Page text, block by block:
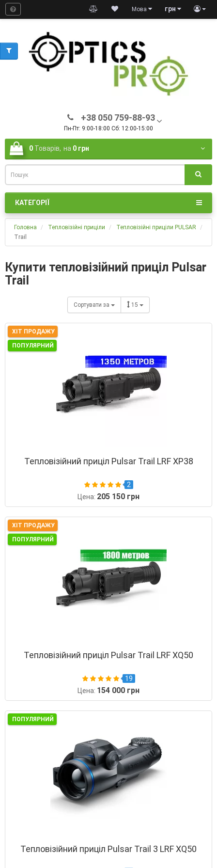
грн
Мова
+38 050 759-88-93
Пн-Пт: 9:00-18:00 Сб: 12:00-15:00
0 Товарів, на 0 грн
КАТЕГОРІЇ
Головна Тепловізійні приціли
Тепловізійні приціли PULSAR
Trail
Купити тепловізійний приціл Pulsar
Trail
Сортувати за 15
ХІТ ПРОДАЖУ
ПОПУЛЯРНИЙ
Тепловізійний приціл Pulsar Trail LRF XP38
2
Цена: 205 150 грн
ХІТ ПРОДАЖУ
ПОПУЛЯРНИЙ
Тепловізійний приціл Pulsar Trail LRF XQ50
19
Цена: 154 000 грн
ПОПУЛЯРНИЙ
Тепловізійний приціл Pulsar Trail 3 LRF XQ50